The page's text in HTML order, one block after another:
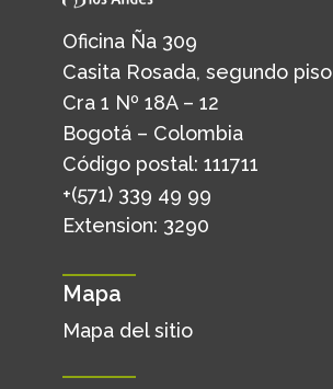
Oficina Ña 309
Casita Rosada, segundo piso
Cra 1 Nº 18A – 12
Bogotá – Colombia
Código postal: 111711
+(571) 339 49 99
Extension: 3290
Mapa
Mapa del sitio